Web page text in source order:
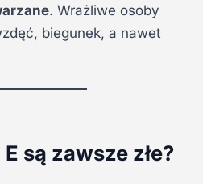
. Wrażliwe osoby
biegunek, a nawet
są zawsze złe?